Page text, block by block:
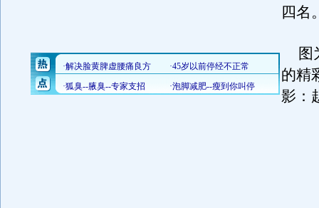
四名
图
的精
影：